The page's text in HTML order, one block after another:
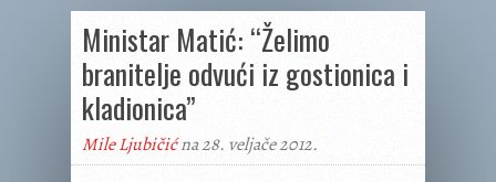
Ministar Matić: “Želimo
branitelje odvući iz gostionica i
kladionica”
Mile Ljubičićna 28. veljače 2012.